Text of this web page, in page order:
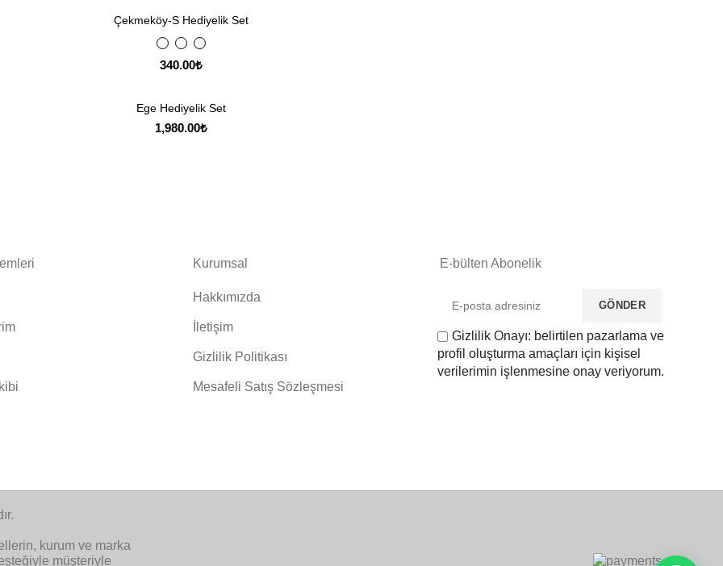
Çekmeköy-S Hediyelik Set
340.00₺
Ege Hediyelik Set
1,980.00₺
Kurumsal
Hakkımızda
İletişim
Gizlilik Politikası
Mesafeli Satış Sözleşmesi
E-bülten Abonelik
Gizlilik Onayı: belirtilen pazarlama ve
profil oluşturma amaçları için kişisel
verilerimin işlenmesine onay veriyorum.
kurum ve marka
müşteriyle